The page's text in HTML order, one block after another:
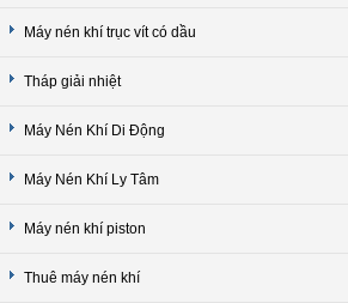
Máy nén khí trục vít có dầu
Tháp giải nhiệt
Máy Nén Khí Di Động
Máy Nén Khí Ly Tâm
Máy nén khí piston
Thuê máy nén khí